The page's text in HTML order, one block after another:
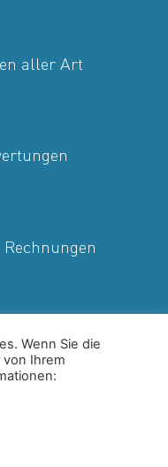
aller Art
Wenn Sie die
Ihrem